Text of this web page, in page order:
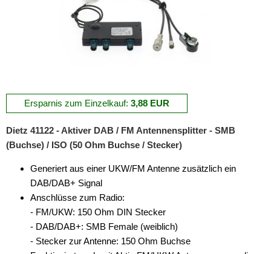
Ersparnis zum Einzelkauf: 3,88 EUR
Dietz 41122 - Aktiver DAB / FM Antennensplitter - SMB
(Buchse) / ISO (50 Ohm Buchse / Stecker)
Generiert aus einer UKW/FM Antenne zusätzlich ein
DAB/DAB+ Signal
Anschlüsse zum Radio:
- FM/UKW: 150 Ohm DIN Stecker
- DAB/DAB+: SMB Female (weiblich)
- Stecker zur Antenne: 150 Ohm Buchse